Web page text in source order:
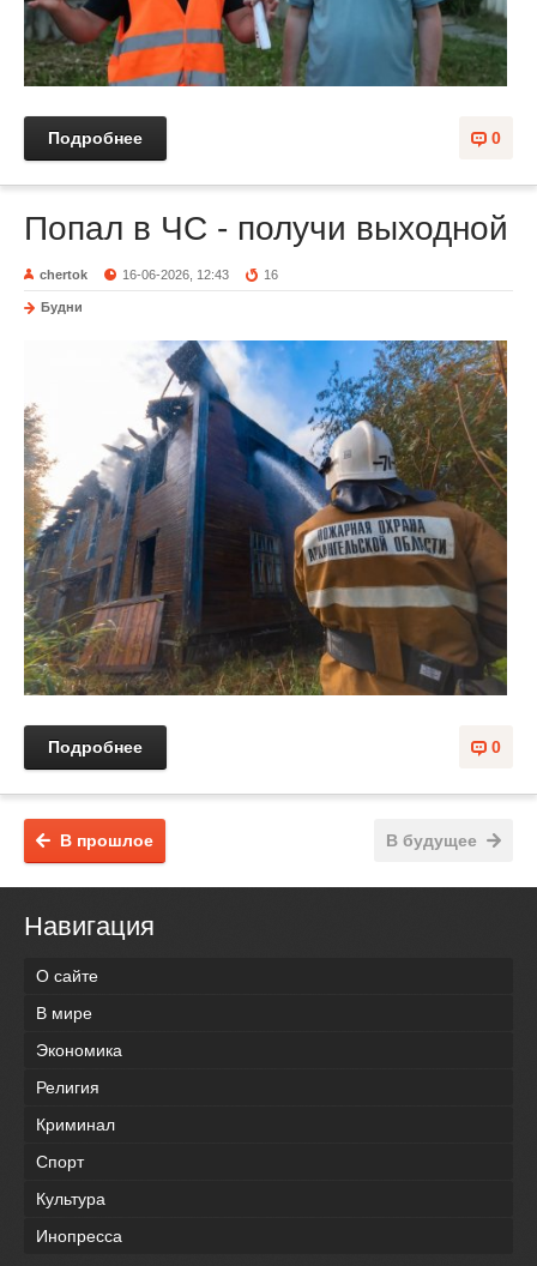
0
Подробнее
Попал в ЧС - получи выходной
chertok 16-06-2026, 12:43 16
Будни
0
Подробнее
В будущее
В прошлое
Навигация
О сайте
В мире
Экономика
Религия
Криминал
Спорт
Культура
Инопресса